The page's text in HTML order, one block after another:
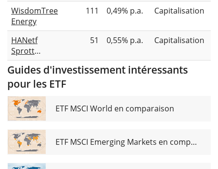
WisdomTree
Energy
111 0,49% p.a. Capitalisation
HANetf
Sprott
Physical
Uranium
ETC
51 0,55% p.a. Capitalisation
Guides d'investissement intéressants
pour les ETF
ETF MSCI World en comparaison
ETF MSCI Emerging Markets en comparaison